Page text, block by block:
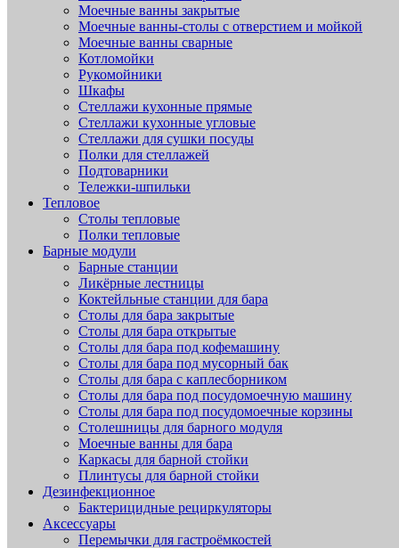
Моечные ванны закрытые
Моечные ванны-столы с отверстием и мойкой
Моечные ванны сварные
Котломойки
Рукомойники
Шкафы
Стеллажи кухонные прямые
Стеллажи кухонные угловые
Стеллажи для сушки посуды
Полки для стеллажей
Подтоварники
Тележки-шпильки
Тепловое
Столы тепловые
Полки тепловые
Барные модули
Барные станции
Ликёрные лестницы
Коктейльные станции для бара
Столы для бара закрытые
Столы для бара открытые
Столы для бара под кофемашину
Столы для бара под мусорный бак
Столы для бара с каплесборником
Столы для бара под посудомоечную машину
Столы для бара под посудомоечные корзины
Столешницы для барного модуля
Моечные ванны для бара
Каркасы для барной стойки
Плинтусы для барной стойки
Дезинфекционное
Бактерицидные рециркуляторы
Аксессуары
Перемычки для гастроёмкостей